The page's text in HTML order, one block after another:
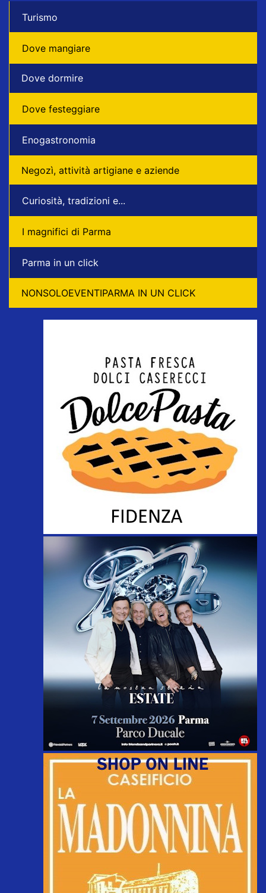
Turismo
Dove mangiare
Dove dormire
Dove festeggiare
Enogastronomia
Negozì, attività artigiane e aziende
Curiosità, tradizioni e...
I magnifici di Parma
Parma in un click
NONSOLOEVENTIPARMA IN UN CLICK